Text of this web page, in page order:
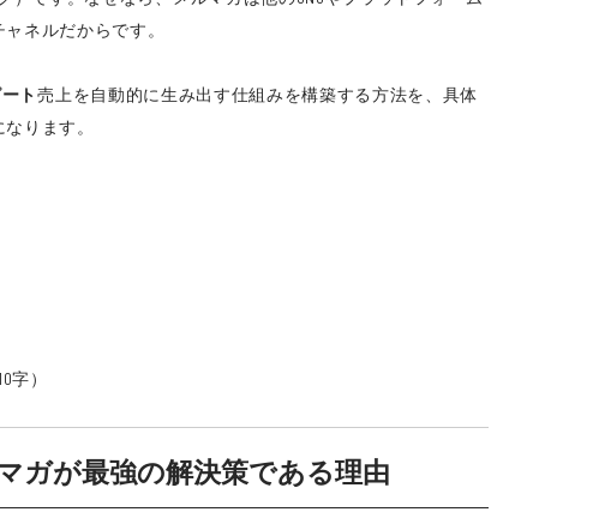
ネルだからです。
ト売上を自動的に生み出す仕組みを構築する方法を、具体
ります。
）
ガが最強の解決策である理由